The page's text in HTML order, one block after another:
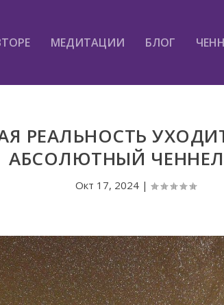
МЕДИТАЦИИ БЛОГ
РЕАЛЬНОСТЬ
АБСОЛЮТНЫЙ
Окт 17, 2024|